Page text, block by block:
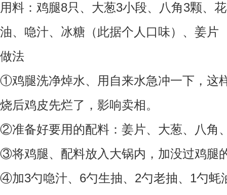
用料： 鸡腿8只、大葱3小段、八角3颗、
油、喼汁、冰糖（此据个人口味）、姜片
做法
①鸡腿洗净焯水、用自来水急冲一下，这
烧后鸡皮先烂了，影响卖相。
②准备好要用的配料：姜片、大葱、八角
③将鸡腿、配料放入大锅内，加没过鸡腿
④加3勺喼汁、6勺生抽、2勺老抽、1勺蚝